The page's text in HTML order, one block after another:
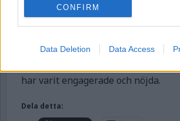
CONFIRM
Data Deletion Data Access
han till SVT Nyheter.
för Körslaget 2026 där fler anstalter
har varit engagerade och nöjda.
Dela detta: